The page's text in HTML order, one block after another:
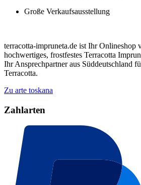
Große Verkaufsausstellung
terracotta-impruneta.de ist Ihr Onlineshop
hochwertiges, frostfestes Terracotta
Ihr Ansprechpartner aus Süddeutschland
Terracotta.
Zu arte toskana
Zahlarten